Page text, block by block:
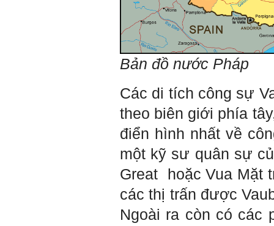
Bản đồ nước Pháp
Các di tích công sự
theo biên giới phía
điển hình nhất về
một kỹ sư quân sự
Great hoặc Vua Mặt
các thị trấn được
Ngoài ra còn có các